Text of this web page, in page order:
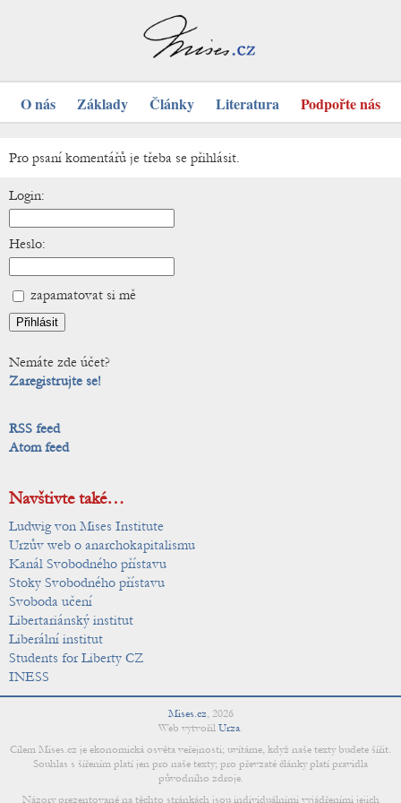
O nás Základy Články Literatura Podpořte nás
Pro psaní komentářů je třeba se přihlásit.
Login:
Heslo:
zapamatovat si mě
Nemáte zde účet?
Zaregistrujte se!
RSS feed
Atom feed
Navštivte také…
Ludwig von Mises Institute
Urzův web o anarchokapitalismu
Kanál Svobodného přístavu
Stoky Svobodného přístavu
Svoboda učení
Libertariánský institut
Liberální institut
Students for Liberty CZ
INESS
Mises.cz, 2026
Web vytvořil Urza.
Cílem Mises.cz je ekonomická osvěta veřejnosti; uvítáme, když naše texty budete šířit.
Souhlas s šířením platí jen pro naše texty; pro převzaté články platí pravidla
původního zdroje.
Názory prezentované na těchto stránkách jsou individuálními vyjádřeními jejich